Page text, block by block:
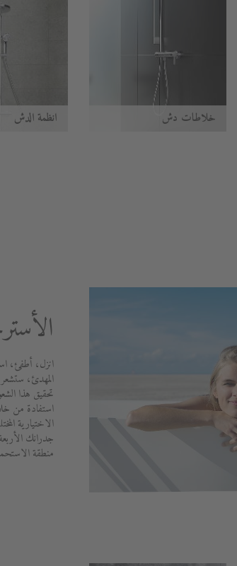
خلاطات دش أنظمة الدُش
انزل، أطفئ،
المهدئ،
تحقيق هذا
استفادة من
الاختيارية
جدرانك
منطقة